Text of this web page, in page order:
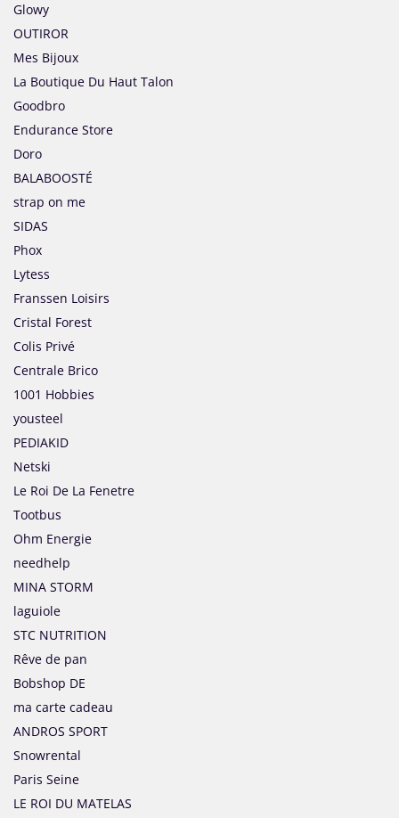
Glowy
OUTIROR
Mes Bijoux
La Boutique Du Haut Talon
Goodbro
Endurance Store
Doro
BALABOOSTÉ
strap on me
SIDAS
Phox
Lytess
Franssen Loisirs
Cristal Forest
Colis Privé
Centrale Brico
1001 Hobbies
yousteel
PEDIAKID
Netski
Le Roi De La Fenetre
Tootbus
Ohm Energie
needhelp
MINA STORM
laguiole
STC NUTRITION
Rêve de pan
Bobshop DE
ma carte cadeau
ANDROS SPORT
Snowrental
Paris Seine
LE ROI DU MATELAS